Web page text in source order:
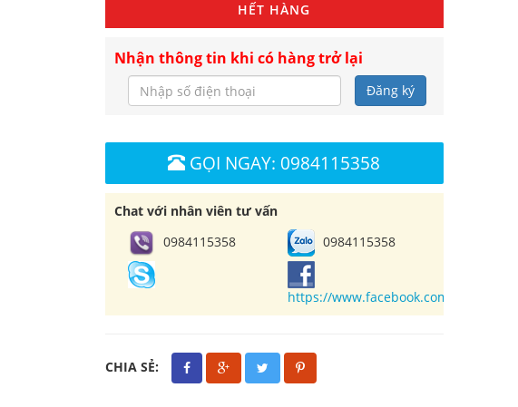
HẾT HÀNG
Nhận thông tin khi có hàng trở lại
Đăng ký
GỌI NGAY: 0984115358
Chat với nhân viên tư vấn
0984115358
0984115358
https://www.facebook.com/
CHIA SẺ: